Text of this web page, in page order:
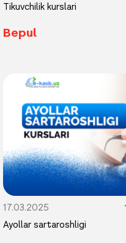
Tikuvchilik kurslari
Bepul
17.03.2025
Ayollar sartaroshligi